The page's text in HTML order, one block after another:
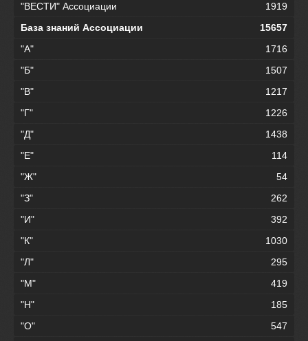
"ВЕСТИ" Ассоциации
1919
База знаний Ассоциации
15657
"А"
1716
"Б"
1507
"В"
1217
"Г"
1226
"Д"
1438
"Е"
114
"Ж"
54
"З"
262
"И"
392
"К"
1030
"Л"
295
"М"
419
"Н"
185
"О"
547